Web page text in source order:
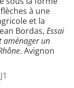
à une
et la
Bordas, Essai
aménager un
. Avignon